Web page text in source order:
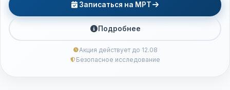
Записаться на МРТ
Подробнее
Акция действует до 12.08
Безопасное исследование